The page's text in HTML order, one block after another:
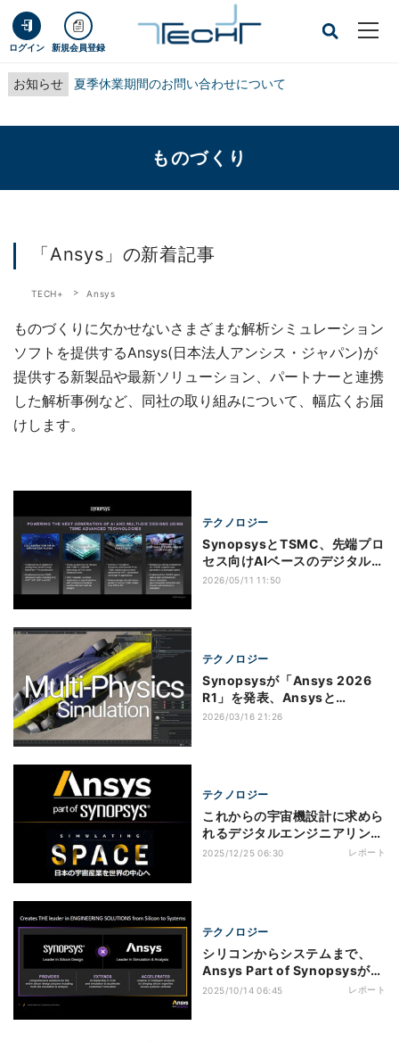
ログイン 新規会員登録
お知らせ 夏季休業期間のお問い合わせについて
ものづくり
「Ansys」の新着記事
TECH+ Ansys
ものづくりに欠かせないさまざまな解析シミュレーション
ソフトを提供するAnsys(日本法人アンシス・ジャパン)が
提供する新製品や最新ソリューション、パートナーと連携
した解析事例など、同社の取り組みについて、幅広くお届
けします。
テクノロジー
SynopsysとTSMC、先端プロ
セス向けAIベースのデジタル/
アナログ設計・検証フローを強
2026/05/11 11:50
テクノロジー
Synopsysが「Ansys 2026
R1」を発表、Ansysと
Synopsysの統合機能を搭載
2026/03/16 21:26
テクノロジー
これからの宇宙機設計に求めら
れるデジタルエンジニアリン
グ、Ansysが推進するシミュレ
2025/12/25 06:30 レポート
テクノロジー
シリコンからシステムまで、
Ansys Part of Synopsysが目
指す未来のエンジニアリング
2025/10/14 06:45 レポート